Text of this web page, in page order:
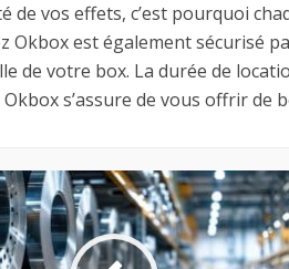
de vos effets, c’est pourquoi
Okbox est également sécurisé
de votre box. La durée de
s’assure de vous offrir de